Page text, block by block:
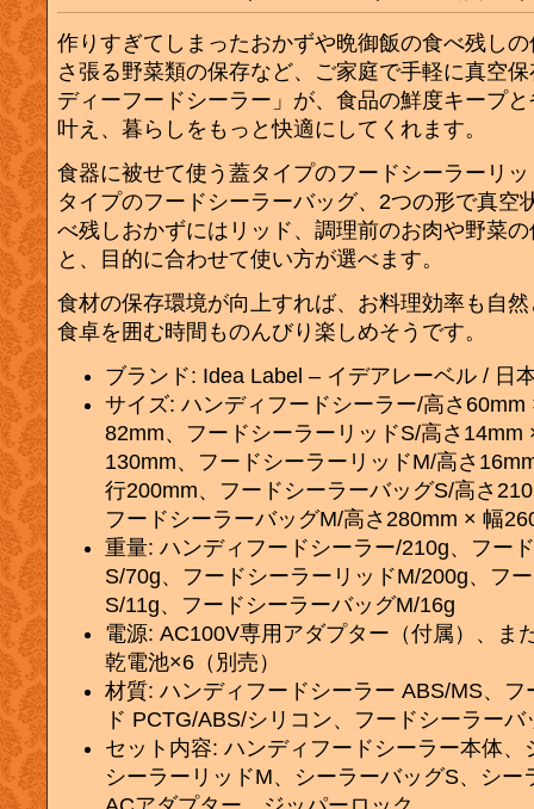
作りすぎてしまったおかずや晩御飯の食べ残し
さ張る野菜類の保存など、ご家庭で手軽に真空
ディーフードシーラー」が、食品の鮮度キープ
叶え、暮らしをもっと快適にしてくれます。
食器に被せて使う蓋タイプのフードシーラーリ
タイプのフードシーラーバッグ、2つの形で真空
べ残しおかずにはリッド、調理前のお肉や野菜
と、目的に合わせて使い方が選べます。
食材の保存環境が向上すれば、お料理効率も自
食卓を囲む時間ものんびり楽しめそうです。
ブランド: Idea Label – イデアレーベル / 日
サイズ: ハンディフードシーラー/高さ
82mm、フードシーラーリッドS/高さ14mm
130mm、フードシーラーリッドM/高さ
行200mm、フードシーラーバッグS/高さ
フードシーラーバッグM/高さ280mm × 幅
重量: ハンディフードシーラー/210g、フー
S/70g、フードシーラーリッドM/200g、フ
S/11g、フードシーラーバッグM/16g
電源: AC100V専用アダプター（付属）、ま
乾電池×6（別売）
材質: ハンディフードシーラー ABS/MS、フ
ド PCTG/ABS/シリコン、フードシーラーバ
セット内容: ハンディフードシーラー本体、
シーラーリッドM、シーラーバッグS、シー